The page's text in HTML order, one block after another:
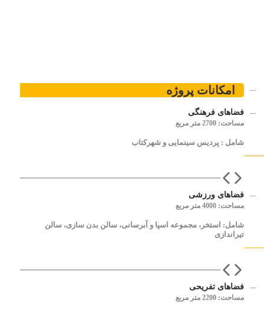
امکانات پروژه
فضاهای فرهنگی
مساحت: 2700 متر مربع
شامل : پردیس سینمایی و شهرکتاب
فضاهای ورزشی
مساحت: 4000 متر مربع
شامل: استخر، مجموعه اسپا و آبرسانی، سالن بدن سازی، سالن
تیراندازی
فضاهای تفریحی
مساحت: 2200 متر مربع